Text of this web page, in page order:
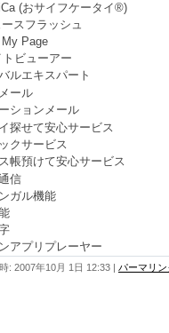
(おサイフケータイ®)
スフラッシュ
Page
トビューアー
ルエキスパート
ール
ションメール
探せて安心サービス
クサービス
帳預けて安心サービス
信
ガル機能
アプリプレーヤー
: 2007年10月 1日 12:33 | パーマリン